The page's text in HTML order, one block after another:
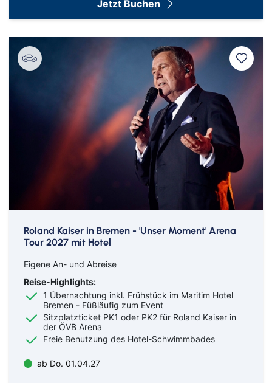
Jetzt Buchen
Roland Kaiser in Bremen - 'Unser Moment' Arena
Tour 2027 mit Hotel
Eigene An- und Abreise
Reise-Highlights:
1 Übernachtung inkl. Frühstück im Maritim Hotel
Bremen - Füßläufig zum Event
Sitzplatzticket PK1 oder PK2 für Roland Kaiser in
der ÖVB Arena
Freie Benutzung des Hotel-Schwimmbades
ab Do. 01.04.27